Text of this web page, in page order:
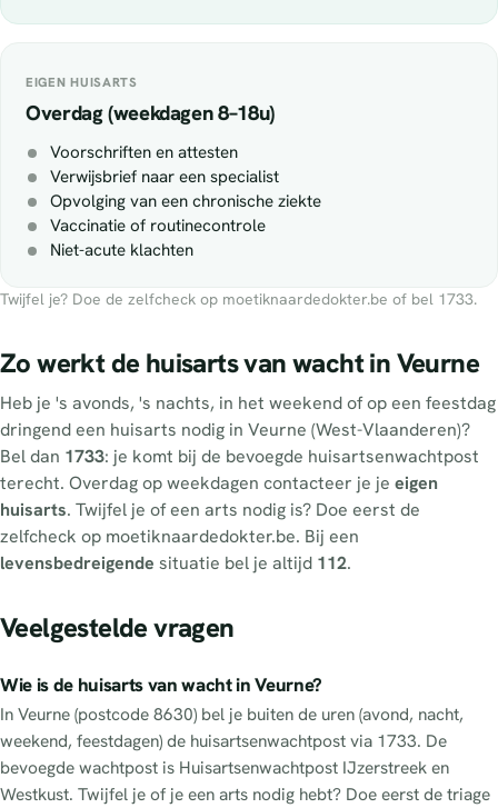
EIGEN HUISARTS
Overdag (weekdagen 8–18u)
Voorschriften en attesten
Verwijsbrief naar een specialist
Opvolging van een chronische ziekte
Vaccinatie of routinecontrole
Niet-acute klachten
Twijfel je? Doe de zelfcheck op moetiknaardedokter.be of bel 1733.
Zo werkt de huisarts van wacht in Veurne
Heb je 's avonds, 's nachts, in het weekend of op een feestdag
dringend een huisarts nodig in Veurne (West-Vlaanderen)?
Bel dan 1733: je komt bij de bevoegde huisartsenwachtpost
terecht. Overdag op weekdagen contacteer je je eigen
huisarts. Twijfel je of een arts nodig is? Doe eerst de
zelfcheck op moetiknaardedokter.be. Bij een
levensbedreigende situatie bel je altijd 112.
Veelgestelde vragen
Wie is de huisarts van wacht in Veurne?
In Veurne (postcode 8630) bel je buiten de uren (avond, nacht,
weekend, feestdagen) de huisartsenwachtpost via 1733. De
bevoegde wachtpost is Huisartsenwachtpost IJzerstreek en
Westkust. Twijfel je of je een arts nodig hebt? Doe eerst de triage